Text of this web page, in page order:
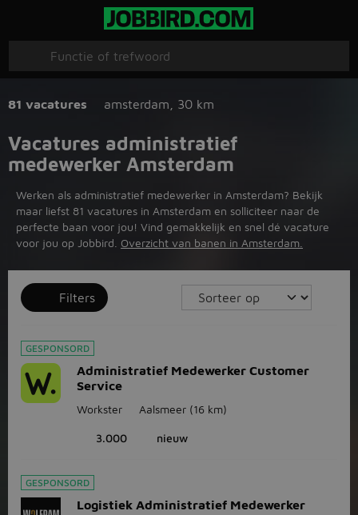
81 vacatures amsterdam 30 km
Vacatures administratief
medewerker Amsterdam
Werken als administratief medewerker in Amsterdam? Bekijk
maar liefst 81 vacatures in Amsterdam en solliciteer naar de
perfecte baan voor jou! Vind gemakkelijk en snel dé vacature
voor jou op Jobbird. Overzicht van banen in Amsterdam.
Filters
GESPONSORD
Administratief Medewerker Customer
Service
Workster Aalsmeer (16 km)
3.000 nieuw
GESPONSORD
Logistiek Administratief Medewerker